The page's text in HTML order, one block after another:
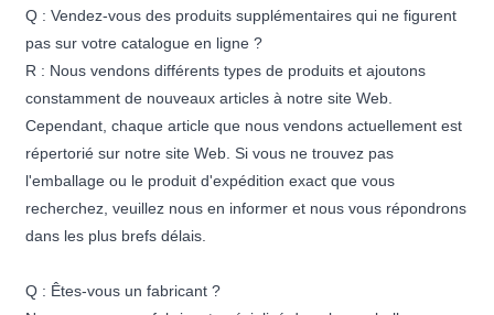
Q : Vendez-vous des produits supplémentaires qui ne figurent
pas sur votre catalogue en ligne ?
R : Nous vendons différents types de produits et ajoutons
constamment de nouveaux articles à notre site Web.
Cependant, chaque article que nous vendons actuellement est
répertorié sur notre site Web. Si vous ne trouvez pas
l'emballage ou le produit d'expédition exact que vous
recherchez, veuillez nous en informer et nous vous répondrons
dans les plus brefs délais.
Q : Êtes-vous un fabricant ?